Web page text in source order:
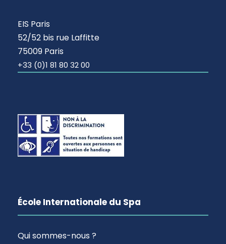
EIS Paris
52/52 bis rue Laffitte
75009 Paris
+33 (0)1 81 80 32 00
École Internationale du Spa
Qui sommes-nous ?